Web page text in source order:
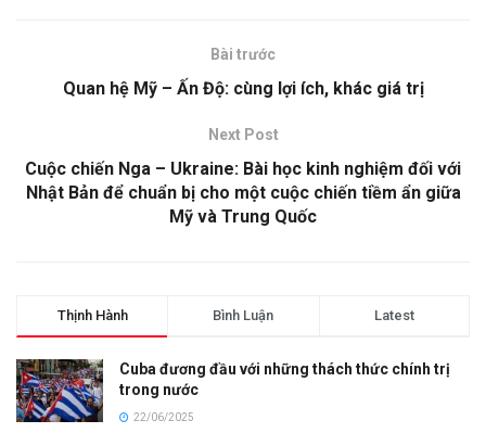
Bài trước
Quan hệ Mỹ – Ấn Độ: cùng lợi ích, khác giá trị
Next Post
Cuộc chiến Nga – Ukraine: Bài học kinh nghiệm đối với
Nhật Bản để chuẩn bị cho một cuộc chiến tiềm ẩn giữa
Mỹ và Trung Quốc
Thịnh Hành Bình Luận Latest
Cuba đương đầu với những thách thức chính trị
trong nước
22/06/2025